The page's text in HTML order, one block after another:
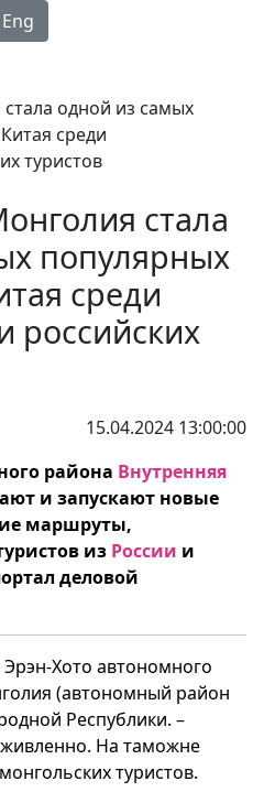
Eng
стала
популярных
среди
российских
15.04.2024 13:00:00
района Внутренняя
и запускают новые
маршруты,
из России и
деловой
Хото автономного
(автономный район
Республики. –
На таможне
туристов.